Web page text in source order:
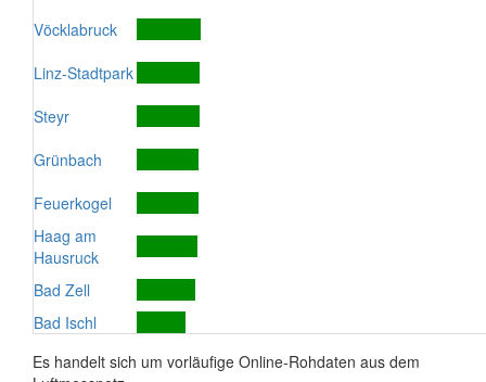
Vöcklabruck
Linz-Stadtpark
Steyr
Grünbach
Feuerkogel
Haag am
Hausruck
Bad Zell
Bad Ischl
Es handelt sich um vorläufige Online-Rohdaten aus dem